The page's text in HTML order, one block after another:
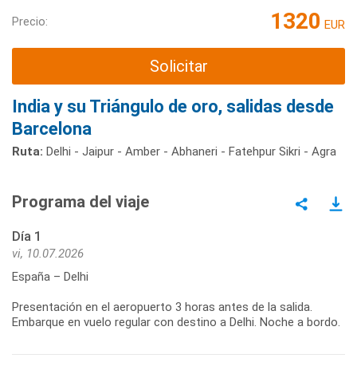
Precio: 1320 EUR
Solicitar
India y su Triángulo de oro, salidas desde
Barcelona
Ruta: Delhi - Jaipur - Amber - Abhaneri - Fatehpur Sikri - Agra
Programa del viaje
Día 1
vi, 10.07.2026
España – Delhi
Presentación en el aeropuerto 3 horas antes de la salida.
Embarque en vuelo regular con destino a Delhi. Noche a bordo.